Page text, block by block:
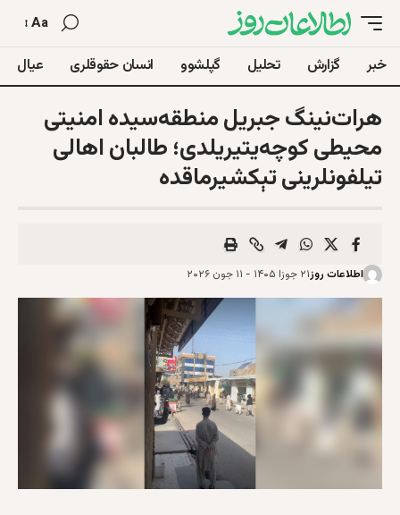
Aa
خبر گزارش تحلیل گپلشوو انسان حقوقلری عیال
هرات‌نینگ جبریل منطقه‌سیده امنیتی
محیطی کوچه‌یتیریلدی؛ طالبان اهالی
تیلفونلرینی تېکشیرماقده
اطلاعات روز۲۱ جوزا ۱۴۰۵ - ۱۱ جون ۲۰۲۶